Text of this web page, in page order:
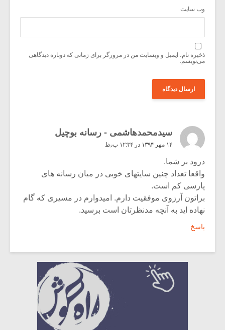
وب‌ سایت
ذخیره نام، ایمیل و وبسایت من در مرورگر برای زمانی که دوباره دیدگاهی
می‌نویسم.
سیدمحمدهاشمی - رسانه بوچیل
۱۴ مهر ۱۳۹۴ در ۱۲:۳۴ ب٫ظ
درود بر شما.
واقعا تعداد چنین سایتهای خوبی در میان رسانه های
پارسی کم است.
براتون آرزوی موفقیت دارم. امیدوارم در مسیری که گام
نهاده اید به آنچه مدنظرتان است برسید.
پاسخ